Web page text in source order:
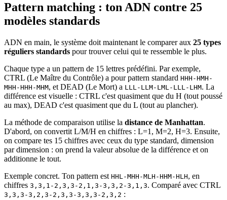
Pattern matching : ton ADN contre 25
modèles standards
ADN en main, le système doit maintenant le comparer aux 25 types
réguliers standards pour trouver celui qui te ressemble le plus.
Chaque type a un pattern de 15 lettres prédéfini. Par exemple,
CTRL (Le Maître du Contrôle) a pour pattern standard HHH-HMH-
MHH-HHH-MHM, et DEAD (Le Mort) a LLL-LLM-LML-LLL-LHM. La
différence est visuelle : CTRL c'est quasiment que du H (tout poussé
au max), DEAD c'est quasiment que du L (tout au plancher).
La méthode de comparaison utilise la distance de Manhattan.
D'abord, on convertit L/M/H en chiffres : L=1, M=2, H=3. Ensuite,
on compare tes 15 chiffres avec ceux du type standard, dimension
par dimension : on prend la valeur absolue de la différence et on
additionne le tout.
Exemple concret. Ton pattern est HHL-MHH-MLH-HHM-HLH, en
chiffres 3,3,1-2,3,3-2,1,3-3,3,2-3,1,3. Comparé avec CTRL
3,3,3-3,2,3-2,3,3-3,3,3-2,3,2 :